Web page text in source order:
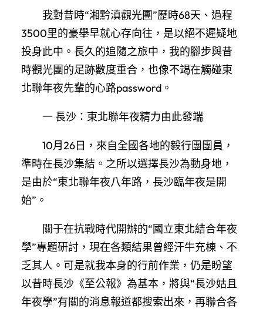
我對昔時“湘黔滇觀光團”歷時68天、過程
3500里的豪舉早就心存向往，是以絕不遲疑地
投身此中。長久的追隨之旅中，我的腳步與昔
時觀光團的足跡數度重合，也像不竭在觸碰東
北聯年夜先輩的心路password。
一 長沙：東北聯年夜精力由此發端
10月26日，來自全國各地的毅行團團員，
準時在長沙集結。之所以選擇長沙為動身地，
是由於“東北聯年夜八年路，長沙臨年夜是開
始”。
關于在抗戰時代開辦的“國立東北結合年夜
學”專題研討，現在各類結果曾經汗牛充棟、不
乏其人。可是就我本身的行前作業，仍是盼望
以昔時長沙《至公報》為基本，將與“長沙姑且
年夜學”有關的消息報道都搜索出來，再聯合各